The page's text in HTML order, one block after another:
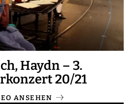
Haydn – 3.
20/21
ANSEHEN